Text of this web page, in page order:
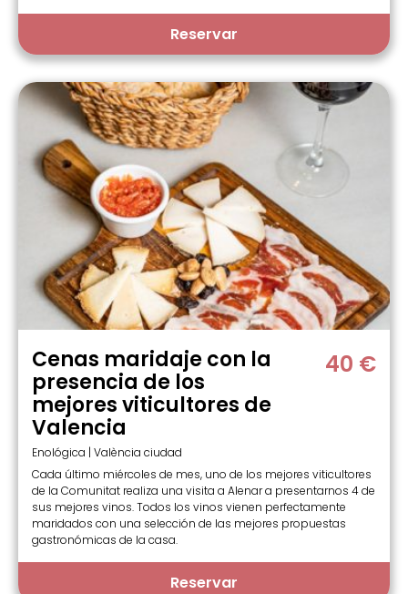
Reservar
Cenas maridaje con la
presencia de los
mejores viticultores de
Valencia
Enológica | València ciudad
40 €
Cada último miércoles de mes, uno de los mejores viticultores
de la Comunitat realiza una visita a Alenar a presentarnos 4 de
sus mejores vinos. Todos los vinos vienen perfectamente
maridados con una selección de las mejores propuestas
gastronómicas de la casa.
Reservar